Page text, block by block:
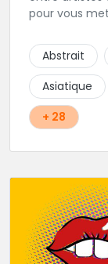
pour vous
Abstrait
Asiatique
+ 28